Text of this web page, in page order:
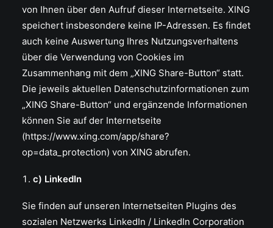
von Ihnen über den Aufruf dieser Internetseite. XING
speichert insbesondere keine IP-Adressen. Es findet
auch keine Auswertung Ihres Nutzungsverhaltens
über die Verwendung von Cookies im
Zusammenhang mit dem „XING Share-Button“ statt.
Die jeweils aktuellen Datenschutzinformationen zum
„XING Share-Button“ und ergänzende Informationen
können Sie auf der Internetseite
(https://www.xing.com/app/share?
op=data_protection) von XING abrufen.
c) LinkedIn
Sie finden auf unseren Internetseiten Plugins des
sozialen Netzwerks LinkedIn / LinkedIn Corporation